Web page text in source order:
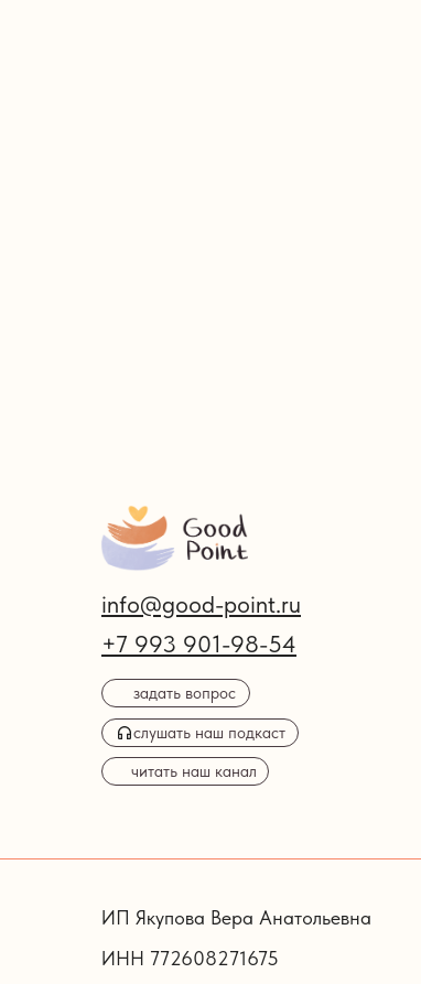
info@good-point.ru
ИП Якупова Вера Анатольевна
ИНН 772608271675
+7 993 901-98-54
задать вопрос
слушать наш подкаст
читать наш канал